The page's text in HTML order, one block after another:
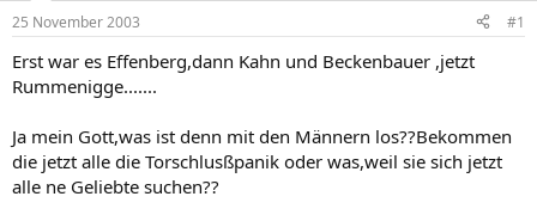
e
r
l
t
a
25 November 2003 #1
Erst war es Effenberg,dann Kahn und Beckenbauer ,jetzt
Rummenigge.......
Ja mein Gott,was ist denn mit den Männern los??Bekommen
die jetzt alle die Torschlusßpanik oder was,weil sie sich jetzt
alle ne Geliebte suchen??